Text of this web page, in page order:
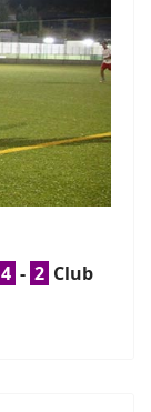
4 - 2 Club